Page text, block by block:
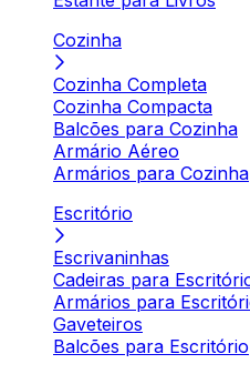
Cozinha
Cozinha Completa
Cozinha Compacta
Balcões para Cozinha
Armário Aéreo
Armários para Cozinha
Escritório
Escrivaninhas
Cadeiras para
Armários para
Gaveteiros
Balcões para Escritório